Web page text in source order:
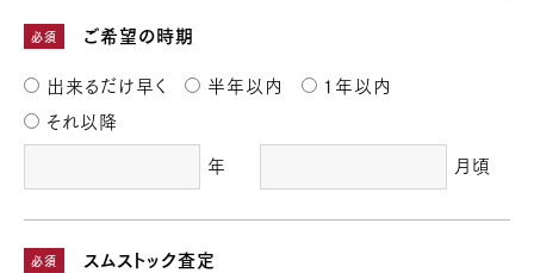
必須 ご希望の時期
出来るだけ早く 半年以内
1年以内
それ以降
年
月頃
必須 スムストック査定